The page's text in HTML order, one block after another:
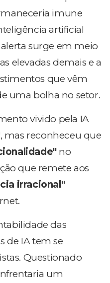
imune
artificial
surge em meio
elevadas demais e a
que vêm
uma bolha no setor.
vivido pela IA
, mas reconheceu que
no
que remete aos
irracional"
das
de IA tem se
Questionado
um